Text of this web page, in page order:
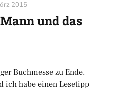
2015
und das
Buchmesse zu Ende.
ich habe einen Lesetipp